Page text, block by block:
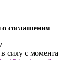
соглашения
силу с момента